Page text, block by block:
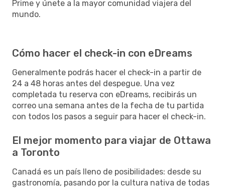
Prime y únete a la mayor comunidad viajera del
mundo.
Cómo hacer el check-in con eDreams
Generalmente podrás hacer el check-in a partir de
24 a 48 horas antes del despegue. Una vez
completada tu reserva con eDreams, recibirás un
correo una semana antes de la fecha de tu partida
con todos los pasos a seguir para hacer el check-in.
El mejor momento para viajar de Ottawa
a Toronto
Canadá es un país lleno de posibilidades: desde su
gastronomía, pasando por la cultura nativa de todas